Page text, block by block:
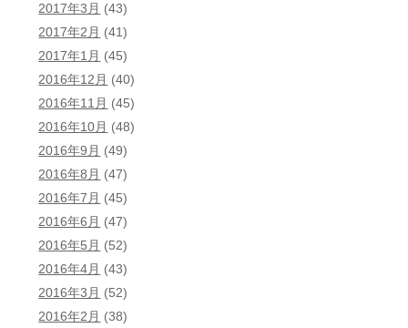
2017年3月 (43)
2017年2月 (41)
2017年1月 (45)
2016年12月 (40)
2016年11月 (45)
2016年10月 (48)
2016年9月 (49)
2016年8月 (47)
2016年7月 (45)
2016年6月 (47)
2016年5月 (52)
2016年4月 (43)
2016年3月 (52)
2016年2月 (38)